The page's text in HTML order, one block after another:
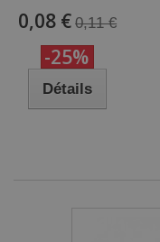
0,08 € 0,11 €
-25%
Détails